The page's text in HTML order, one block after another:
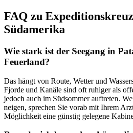
FAQ zu
Südamerika
Wie stark ist der Seegang in
Feuerland?
Das hängt von Route, Wetter und
Fjorde und Kanäle sind oft ruhiger als
jedoch auch im Südsommer auftreten.
neigen, sprechen Sie vorab mit Ihrem
Möglichkeit eine günstig gelegene